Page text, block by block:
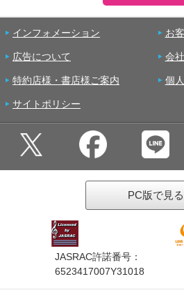
インフォメーション お
広告について 会
特約店様・書店様ご案内 個
サイトポリシー
PC版で見る
JASRAC許諾番号：
6523417007Y31018